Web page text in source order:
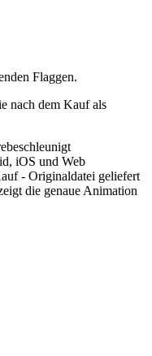
Flaggen.
nach dem Kauf als
iOS und Web
- Originaldatei geliefert
die genaue Animation